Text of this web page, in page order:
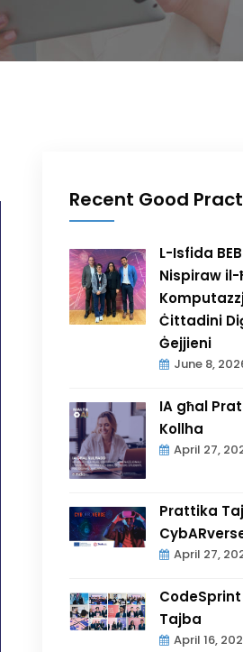
Recent Good
L-Isfida
Nispiraw
Ċittadini
Ġejjieni
June 8,
IA għal
Kollha
April 27,
Prattika
April 27,
Tajba
April 16,